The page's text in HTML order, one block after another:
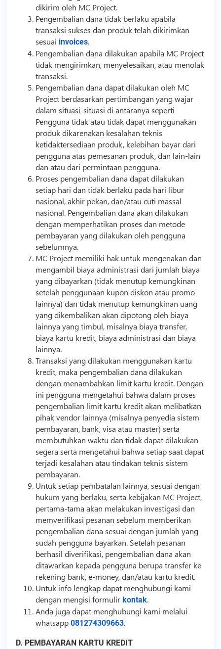
dikirim oleh MC Project.
Pengembalian dana tidak berlaku apabila
transaksi sukses dan produk telah dikirimkan
sesuai invoices.
Pengembalian dana dilakukan apabila MC Project
tidak mengirimkan, menyelesaikan, atau menolak
transaksi.
Pengembalian dana dapat dilakukan oleh MC
Project berdasarkan pertimbangan yang wajar
dalam situasi-situasi di antaranya seperti
Pengguna tidak atau tidak dapat menggunakan
produk dikarenakan kesalahan teknis
ketidaktersediaan produk, kelebihan bayar dari
pengguna atas pemesanan produk, dan lain-lain
dan atau dari permintaan pengguna.
Proses pengembalian dana dapat dilakukan
setiap hari dan tidak berlaku pada hari libur
nasional, akhir pekan, dan/atau cuti massal
nasional. Pengembalian dana akan dilakukan
dengan memperhatikan proses dan metode
pembayaran yang dilakukan oleh pengguna
sebelumnya.
MC Project memiliki hak untuk mengenakan dan
mengambil biaya administrasi dari jumlah biaya
yang dibayarkan (tidak menutup kemungkinan
setelah penggunaan kupon diskon atau promo
lainnya) dan tidak menutup kemungkinan uang
yang dikembalikan akan dipotong oleh biaya
lainnya yang timbul, misalnya biaya transfer,
biaya kartu kredit, biaya administrasi dan biaya
lainnya.
Transaksi yang dilakukan menggunakan kartu
kredit, maka pengembalian dana dilakukan
dengan menambahkan limit kartu kredit. Dengan
ini pengguna mengetahui bahwa dalam proses
pengembalian limit kartu kredit akan melibatkan
pihak vendor lainnya (misalnya penyedia sistem
pembayaran, bank, visa atau master) serta
membutuhkan waktu dan tidak dapat dilakukan
segera serta mengetahui bahwa setiap saat dapat
terjadi kesalahan atau tindakan teknis sistem
pembayaran.
Untuk setiap pembatalan lainnya, sesuai dengan
hukum yang berlaku, serta kebijakan MC Project,
pertama-tama akan melakukan investigasi dan
memverifikasi pesanan sebelum memberikan
pengembalian dana sesuai dengan jumlah yang
sudah pengguna bayarkan. Setelah pesanan
berhasil diverifikasi, pengembalian dana akan
ditawarkan kepada pengguna berupa transfer ke
rekening bank, e-money, dan/atau kartu kredit.
Untuk info lengkap dapat menghubungi kami
dengan mengisi formulir kontak.
Anda juga dapat menghubungi kami melalui
whatsapp 081274309663.
D. PEMBAYARAN KARTU KREDIT